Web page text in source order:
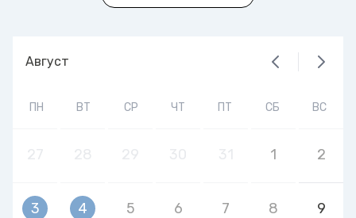
Август
ПН ВТ СР ЧТ ПТ СБ ВС
1 2
3 4 5 6 7 8 9